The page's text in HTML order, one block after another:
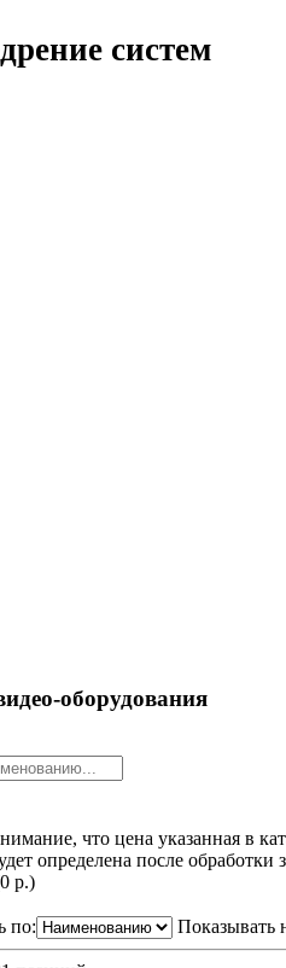
систем
оборудования
что цена указанная в
определена после обработки
р.)
по:
Показывать